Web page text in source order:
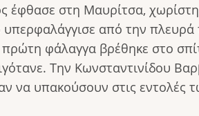
έφθασε στη Μαυρίτσα,
υπερφαλάγγισε από την
φάλαγγα βρέθηκε στο
Την Κωνσταντινίδου
να υπακούσουν στις εντολές